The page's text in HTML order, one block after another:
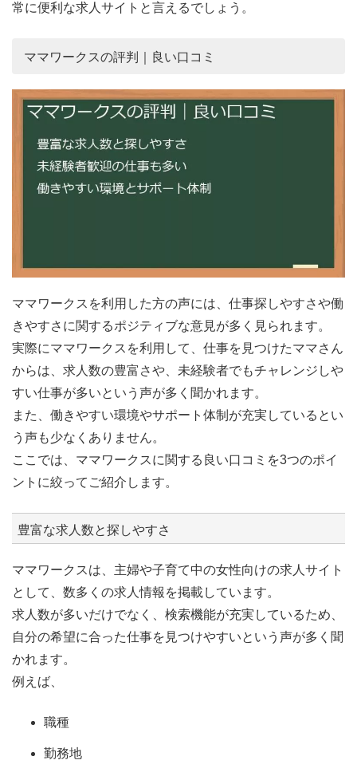
常に便利な求人サイトと言えるでしょう。
ママワークスの評判｜良い口コミ
ママワークスを利用した方の声には、仕事探しやすさや働
きやすさに関するポジティブな意見が多く見られます。
実際にママワークスを利用して、仕事を見つけたママさん
からは、求人数の豊富さや、未経験者でもチャレンジしや
すい仕事が多いという声が多く聞かれます。
また、働きやすい環境やサポート体制が充実しているとい
う声も少なくありません。
ここでは、ママワークスに関する良い口コミを3つのポイ
ントに絞ってご紹介します。
豊富な求人数と探しやすさ
ママワークスは、主婦や子育て中の女性向けの求人サイト
として、数多くの求人情報を掲載しています。
求人数が多いだけでなく、検索機能が充実しているため、
自分の希望に合った仕事を見つけやすいという声が多く聞
かれます。
例えば、
職種
勤務地